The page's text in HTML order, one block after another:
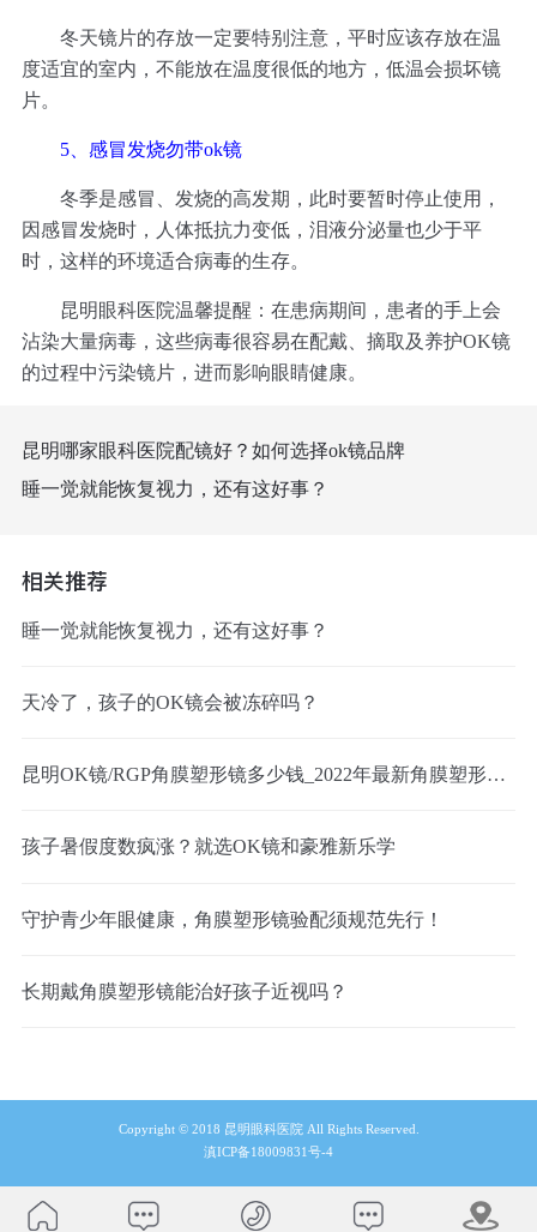
冬天镜片的存放一定要特别注意，平时应该存放在温
度适宜的室内，不能放在温度很低的地方，低温会损坏镜
片。
5、感冒发烧勿带ok镜
冬季是感冒、发烧的高发期，此时要暂时停止使用，
因感冒发烧时，人体抵抗力变低，泪液分泌量也少于平
时，这样的环境适合病毒的生存。
昆明眼科医院温馨提醒：在患病期间，患者的手上会
沾染大量病毒，这些病毒很容易在配戴、摘取及养护OK镜
的过程中污染镜片，进而影响眼睛健康。
昆明哪家眼科医院配镜好？如何选择ok镜品牌
睡一觉就能恢复视力，还有这好事？
相关推荐
睡一觉就能恢复视力，还有这好事？
天冷了，孩子的OK镜会被冻碎吗？
昆明OK镜/RGP角膜塑形镜多少钱_2022年最新角膜塑形镜价格预览表
孩子暑假度数疯涨？就选OK镜和豪雅新乐学
守护青少年眼健康，角膜塑形镜验配须规范先行！
长期戴角膜塑形镜能治好孩子近视吗？
Copyright © 2018 昆明眼科医院 All Rights Reserved.
滇ICP备18009831号-4